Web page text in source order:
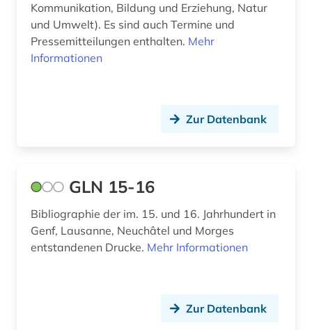
mikroorganismus (1)
mittelalter (1)
musik (4)
musikalien (2)
musikbibliothek (1)
Kommunikation, Bildung und Erziehung, Natur
und Umwelt). Es sind auch Termine und
Pressemitteilungen enthalten. Mehr
Informationen
Zur Datenbank
GLN 15-16
Bibliographie der im. 15. und 16. Jahrhundert in
Genf, Lausanne, Neuchâtel und Morges
entstandenen Drucke. Mehr Informationen
Zur Datenbank